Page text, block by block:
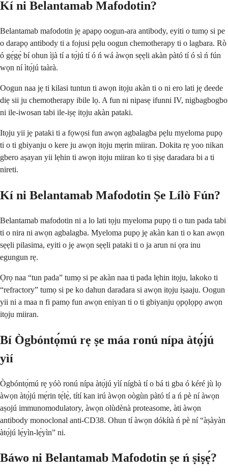
Kí ni Belantamab Mafodotin?
Belantamab mafodotin jẹ apapọ oogun-ara antibody, eyiti o tumọ si pe
o darapọ antibody ti a fojusi pẹlu oogun chemotherapy ti o lagbara. Rò
ó gẹ́gẹ́ bí ohun ìjà tí a tọ́jú tí ó ń wá àwọn sẹẹli akàn pàtó tí ó sì ń fún
wọn ní ìtọ́jú taàrà.
Oogun naa jẹ ti kilasi tuntun ti awọn itọju akàn ti o ni ero lati jẹ deede
diẹ sii ju chemotherapy ibile lọ. A fun ni nipasẹ ifunni IV, nigbagbogbo
ni ile-iwosan tabi ile-iṣẹ itọju akàn pataki.
Itọju yii jẹ pataki ti a fọwọsi fun awọn agbalagba pẹlu myeloma pupọ
ti o ti gbiyanju o kere ju awọn itọju mẹrin miiran. Dokita rẹ yoo nikan
gbero aṣayan yii lẹhin ti awọn itọju miiran ko ti ṣiṣẹ daradara bi a ti
nireti.
Kí ni Belantamab Mafodotin Ṣe Lílò Fún?
Belantamab mafodotin ni a lo lati tọju myeloma pupọ ti o tun pada tabi
ti o nira ni awọn agbalagba. Myeloma pupọ jẹ akàn kan ti o kan awọn
sẹẹli pilasima, eyiti o jẹ awọn sẹẹli pataki ti o ja arun ni ọra inu
egungun rẹ.
Ọrọ naa “tun pada” tumọ si pe akàn naa ti pada lẹhin itọju, lakoko ti
“refractory” tumọ si pe ko dahun daradara si awọn itọju iṣaaju. Oogun
yii ni a maa n fi pamọ fun awọn eniyan ti o ti gbiyanju ọpọlọpọ awọn
itọju miiran.
Bí Ògbóntọ́mú rẹ ṣe máa ronú nípa àtọ́jú
yìí
Ògbóntọ́mú rẹ yóò ronú nípa àtọ́jú yìí nígbà tí o bá ti gba ó kéré jù lọ
àwọn àtọ́jú mẹ́rin tẹ́lẹ̀, títí kan irú àwọn oògùn pàtó tí a ń pè ní àwọn
aṣojú immunomodulatory, àwọn olùdènà proteasome, àti àwọn
antibody monoclonal anti-CD38. Ohun tí àwọn dókítà ń pè ní “àṣàyàn
àtọ́jú lẹ́yìn-lẹ́yìn” ni.
Báwo ni Belantamab Mafodotin ṣe ń ṣiṣẹ́?